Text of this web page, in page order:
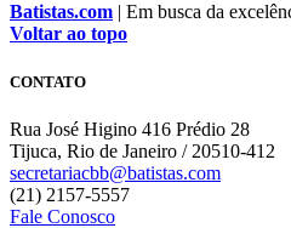
Batistas.com | Em busca da
Voltar ao topo
CONTATO
Rua José Higino 416 Prédio 28
Tijuca, Rio de Janeiro / 20510-412
secretariacbb@batistas.com
(21) 2157-5557
Fale Conosco